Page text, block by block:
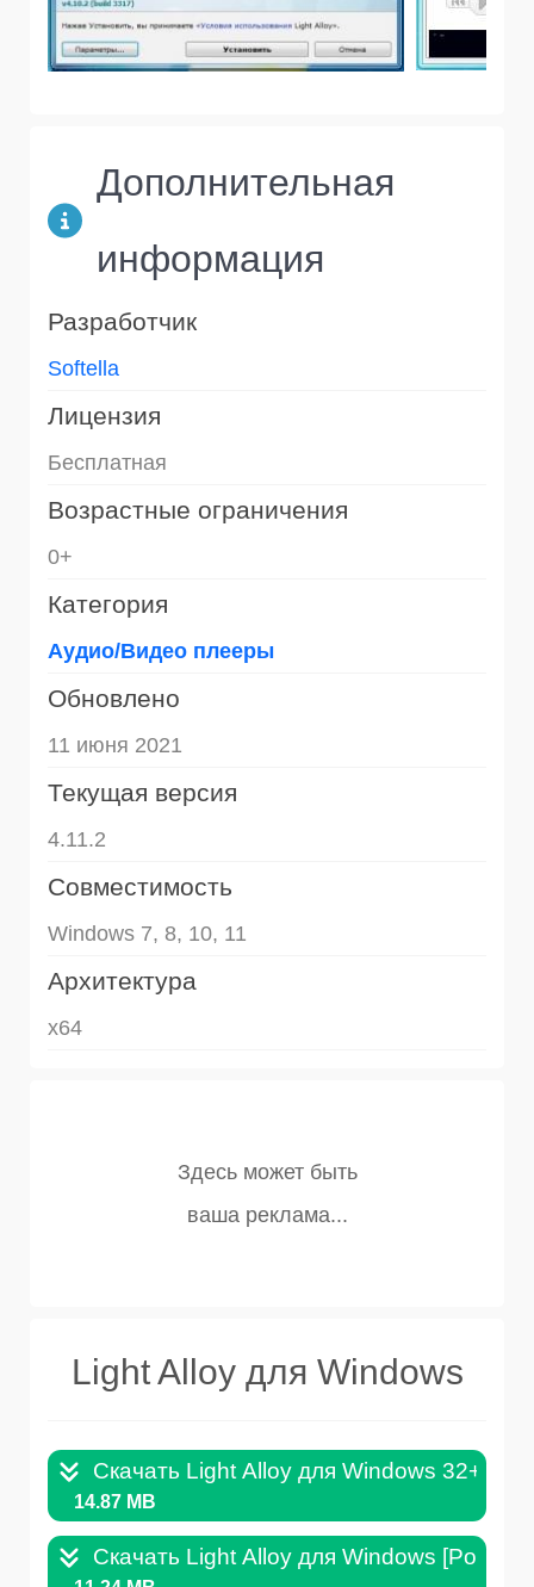
Дополнительная
информация
Разработчик
Softella
Лицензия
Бесплатная
Возрастные ограничения
0+
Категория
Аудио/Видео плееры
Обновлено
11 июня 2021
Текущая версия
4.11.2
Совместимость
Windows 7, 8, 10, 11
Архитектура
x64
Light Alloy для Windows
Скачать Light Alloy для Windows
14.87 MB
Скачать Light Alloy для Windows